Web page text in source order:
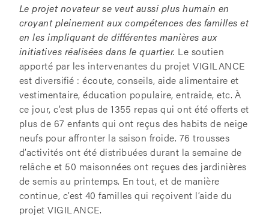
Le projet novateur se veut aussi plus humain en
croyant pleinement aux compétences des familles et
en les impliquant de différentes manières aux
initiatives réalisées dans le quartier. Le soutien
apporté par les intervenantes du projet VIGILANCE
est diversifié : écoute, conseils, aide alimentaire et
vestimentaire, éducation populaire, entraide, etc. À
ce jour, c’est plus de 1355 repas qui ont été offerts et
plus de 67 enfants qui ont reçus des habits de neige
neufs pour affronter la saison froide. 76 trousses
d’activités ont été distribuées durant la semaine de
relâche et 50 maisonnées ont reçues des jardinières
de semis au printemps. En tout, et de manière
continue, c’est 40 familles qui reçoivent l’aide du
projet VIGILANCE.